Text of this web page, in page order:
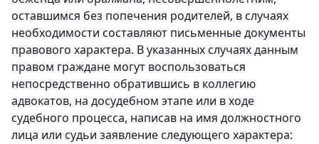
оставшимся без попечения родителей, в случаях
необходимости составляют письменные документы
правового характера. В указанных случаях данным
правом граждане могут воспользоваться
непосредственно обратившись в коллегию
адвокатов, на досудебном этапе или в ходе
судебного процесса, написав на имя должностного
лица или судьи заявление следующего характера: